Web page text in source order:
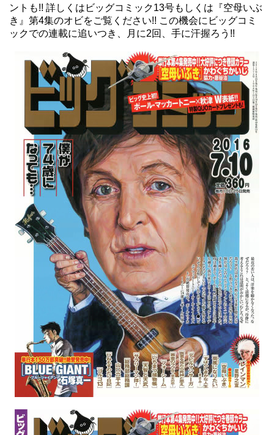
ントも!! 詳しくはビッグコミック13号もしくは『空母いぶ
き』第4集のオビをご覧ください!! この機会にビッグコミ
ックでの連載に追いつき、月に2回、手に汗握ろう!!